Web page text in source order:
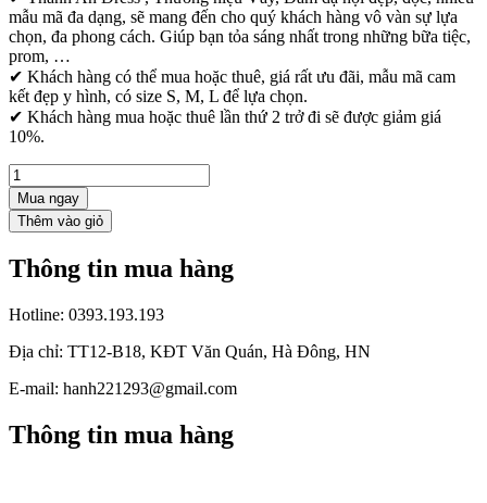
mẫu mã đa dạng, sẽ mang đến cho quý khách hàng vô vàn sự lựa
chọn, đa phong cách. Giúp bạn tỏa sáng nhất trong những bữa tiệc,
prom, …
✔ Khách hàng có thể mua hoặc thuê, giá rất ưu đãi, mẫu mã cam
kết đẹp y hình, có size S, M, L để lựa chọn.
✔ Khách hàng mua hoặc thuê lần thứ 2 trở đi sẽ được giảm giá
10%.
Mua ngay
Thông tin mua hàng
Hotline: 0393.193.193
Địa chỉ: TT12-B18, KĐT Văn Quán, Hà Đông, HN
E-mail: hanh221293@gmail.com
Thông tin mua hàng